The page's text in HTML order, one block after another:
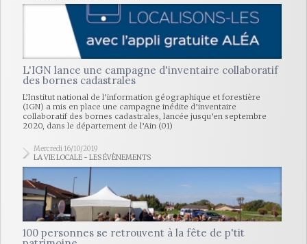
L'IGN lance une campagne d'inventaire collaboratif
des bornes cadastrales
L’Institut national de l’information géographique et forestière
(IGN) a mis en place une campagne inédite d’inventaire
collaboratif des bornes cadastrales, lancée jusqu’en septembre
2020, dans le département de l’Ain (01)
Mercredi 16/10/2019
LA VIE LOCALE - LES ÉVÈNEMENTS
100 personnes se retrouvent à la fête de p'tit